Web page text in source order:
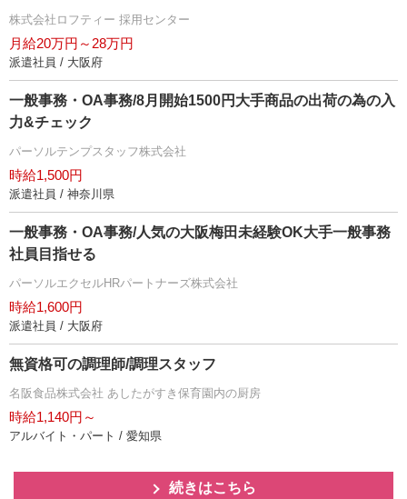
株式会社ロフティー 採用センター
月給20万円～28万円
派遣社員 / 大阪府
一般事務・OA事務/8月開始1500円大手商品の出荷の為の入
力&チェック
パーソルテンプスタッフ株式会社
時給1,500円
派遣社員 / 神奈川県
一般事務・OA事務/人気の大阪梅田未経験OK大手一般事務
社員目指せる
パーソルエクセルHRパートナーズ株式会社
時給1,600円
派遣社員 / 大阪府
無資格可の調理師/調理スタッフ
名阪食品株式会社 あしたがすき保育園内の厨房
時給1,140円～
アルバイト・パート / 愛知県
続きはこちら